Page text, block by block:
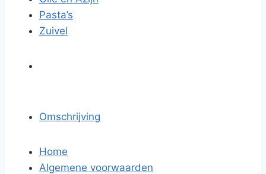
Pasta’s
Zuivel
Omschrijving
Home
Algemene voorwaarden